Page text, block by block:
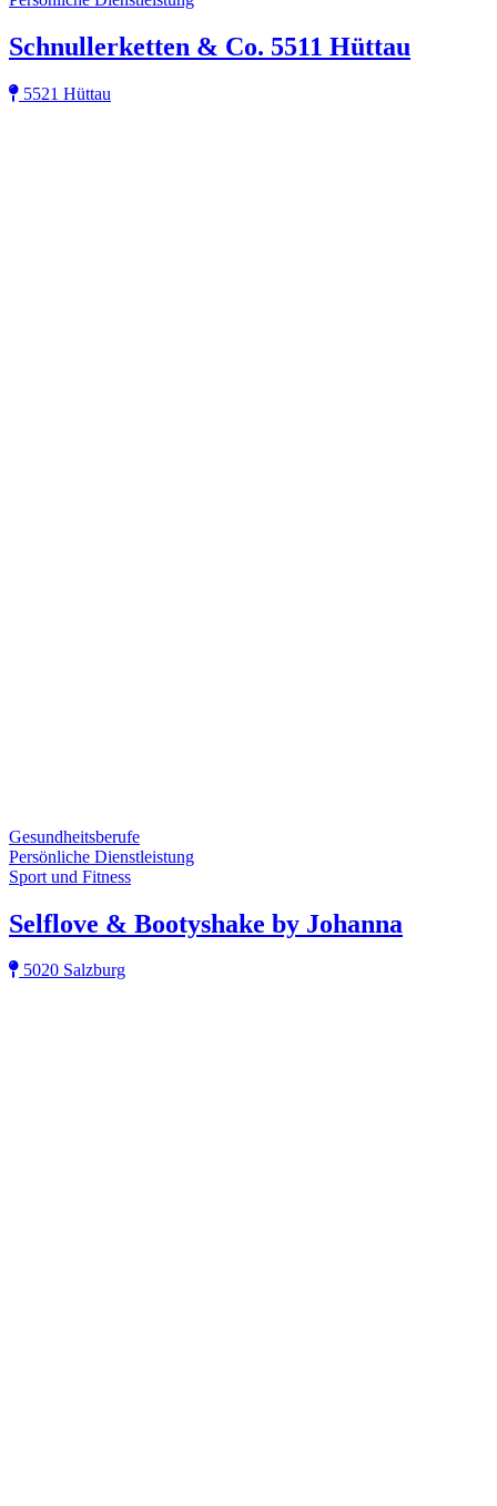
Schnullerketten & Co. 5511 Hüttau
5521 Hüttau
Gesundheitsberufe
Persönliche Dienstleistung
Sport und Fitness
Selflove & Bootyshake by Johanna
5020 Salzburg